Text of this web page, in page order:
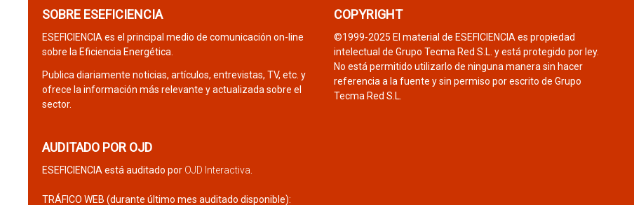
SOBRE ESEFICIENCIA
ESEFICIENCIA es el principal medio de comunicación on-line
sobre la Eficiencia Energética.
Publica diariamente noticias, artículos, entrevistas, TV, etc. y
ofrece la información más relevante y actualizada sobre el
sector.
AUDITADO POR OJD
ESEFICIENCIA está auditado por OJD Interactiva.
TRÁFICO WEB (durante último mes auditado disponible):
COPYRIGHT
©1999-2025 El material de ESEFICIENCIA es propiedad
intelectual de Grupo Tecma Red S.L. y está protegido por ley.
No está permitido utilizarlo de ninguna manera sin hacer
referencia a la fuente y sin permiso por escrito de Grupo
Tecma Red S.L.